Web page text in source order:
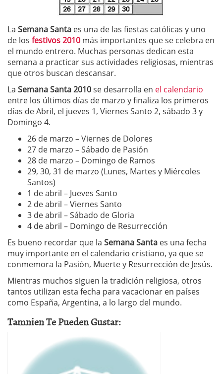
La Semana Santa es una de las fiestas católicas y uno
de los festivos 2010 más importantes que se celebra en
el mundo entrero. Muchas personas dedican esta
semana a practicar sus actividades religiosas, mientras
que otros buscan descansar.
La Semana Santa 2010se desarrolla en el calendario
entre los últimos días de marzo y finaliza los primeros
días de Abril, el jueves 1, Viernes Santo 2, sábado 3 y
Domingo 4.
26 de marzo – Viernes de Dolores
27 de marzo – Sábado de Pasión
28 de marzo – Domingo de Ramos
29, 30, 31 de marzo (Lunes, Martes y Miércoles
Santos)
1 de abril – Jueves Santo
2 de abril – Viernes Santo
3 de abril – Sábado de Gloria
4 de abril – Domingo de Resurrección
Es bueno recordar que la Semana Santa es una fecha
muy importante en el calendario cristiano, ya que se
conmemora la Pasión, Muerte y Resurrección de Jesús.
Mientras muchos siguen la tradición religiosa, otros
tantos utilizan esta fecha para vacacionar en países
como España, Argentina, a lo largo del mundo.
Tamnien Te Pueden Gustar: